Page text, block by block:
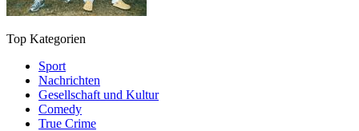
Top Kategorien
Sport
Nachrichten
Gesellschaft und Kultur
Comedy
True Crime